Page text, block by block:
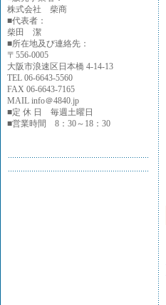
株式会社 柴商
■代表者：
柴田 潔
■所在地及び連絡先：
〒556-0005
大阪市浪速区日本橋 4-14-13
TEL 06-6643-5560
FAX 06-6643-7165
MAIL info＠4840.jp
■定 休 日 毎週土曜日
■営業時間 8：30～18：30